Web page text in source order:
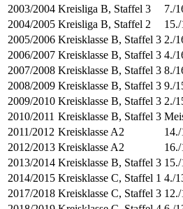
2003/2004 Kreisliga B, Staffel 3 7./
2004/2005 Kreisliga B, Staffel 2
2005/2006 Kreisklasse B, Staffel 3 2./
2006/2007 Kreisklasse B, Staffel 3 4./
2007/2008 Kreisklasse B, Staffel 3 8./
2008/2009 Kreisklasse B, Staffel 3 9./
2009/2010 Kreisklasse B, Staffel 3 2./
2010/2011 Kreisklasse B, Staffel 3
2011/2012 Kreisklasse A2
2012/2013 Kreisklasse A2
2013/2014 Kreisklasse B, Staffel 3
2014/2015 Kreisklasse C, Staffel 1 4./
2017/2018 Kreisklasse C, Staffel 3